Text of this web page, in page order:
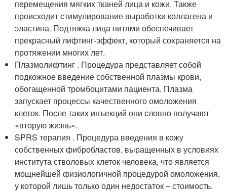
перемещения мягких тканей лица и кожи. Также
происходит стимулирование выработки коллагена и
эластина. Подтяжка лица нитями обеспечивает
прекрасный лифтинг-эффект, который сохраняется на
протяжении многих лет.
Плазмолифтинг . Процедура представляет собой
подкожное введение собственной плазмы крови,
обогащенной тромбоцитами пациента. Плазма
запускает процессы качественного омоложения
клеток. После таких инъекций они словно получают
«вторую жизнь».
SPRS терапия . Процедура введения в кожу
собственных фибробластов, выращенных в условиях
института стволовых клеток человека, что является
мощнейшей физиологичной процедурой омоложения,
у которой лишь только один недостаток – стоимость.